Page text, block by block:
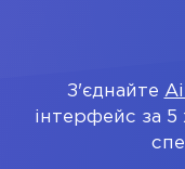
З'єднайте
інтерфейс за 5